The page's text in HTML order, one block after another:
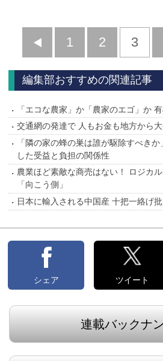
前
へ
1 2 3
編集部おすすめの関連記事
「エコな農家」か「農家のエゴ」か
交通網の発達で 人もお金も地方から
「隣の家の蜂の巣は誰が駆除すべき
した受益と負担の関係性
農業ほど素敵な商売はない！ ロジカ
「向こう側」
日本に輸入される中国産 十把一絡げ
シェア ツイート
連載バックナ